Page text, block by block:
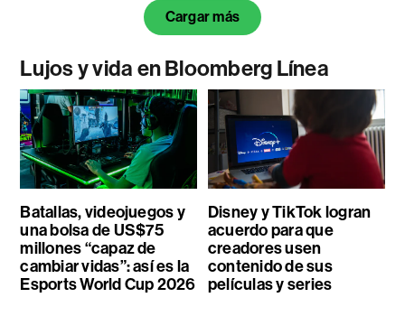
Cargar más
Lujos y vida en Bloomberg Línea
Batallas, videojuegos y
una bolsa de US$75
millones “capaz de
cambiar vidas”: así es la
Esports World Cup 2026
Disney y TikTok logran
acuerdo para que
creadores usen
contenido de sus
películas y series